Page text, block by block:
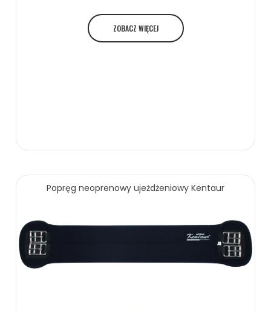
ZOBACZ WIĘCEJ
Popręg neoprenowy ujeżdżeniowy Kentaur